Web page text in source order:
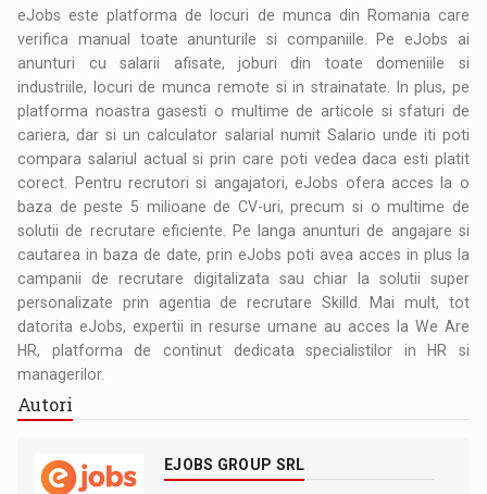
eJobs este platforma de locuri de munca din Romania care
verifica manual toate anunturile si companiile. Pe eJobs ai
anunturi cu salarii afisate, joburi din toate domeniile si
industriile, locuri de munca remote si in strainatate. In plus, pe
platforma noastra gasesti o multime de articole si sfaturi de
cariera, dar si un calculator salarial numit Salario unde iti poti
compara salariul actual si prin care poti vedea daca esti platit
corect. Pentru recrutori si angajatori, eJobs ofera acces la o
baza de peste 5 milioane de CV-uri, precum si o multime de
solutii de recrutare eficiente. Pe langa anunturi de angajare si
cautarea in baza de date, prin eJobs poti avea acces in plus la
campanii de recrutare digitalizata sau chiar la solutii super
personalizate prin agentia de recrutare Skilld. Mai mult, tot
datorita eJobs, expertii in resurse umane au acces la We Are
HR, platforma de continut dedicata specialistilor in HR si
managerilor.
Autori
EJOBS GROUP SRL